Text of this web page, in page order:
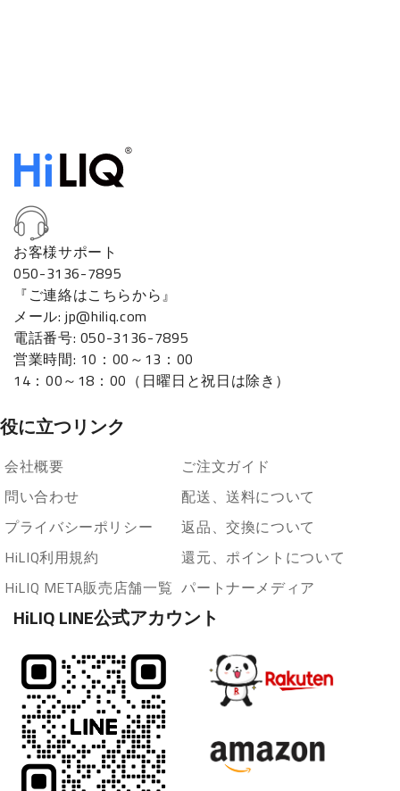
お客様サポート
050-3136-7895
『ご連絡はこちらから』
メール: jp@hiliq.com
電話番号: 050-3136-7895
営業時間: 10：00～13：00
14：00～18：00（日曜日と祝日は除き）
役に立つリンク
会社概要
問い合わせ
プライバシーポリシー
HiLIQ利用規約
HiLIQ META販売店舗一覧
ご注文ガイド
配送、送料について
返品、交換について
還元、ポイントについて
パートナーメディア
HiLIQ LINE公式アカウント